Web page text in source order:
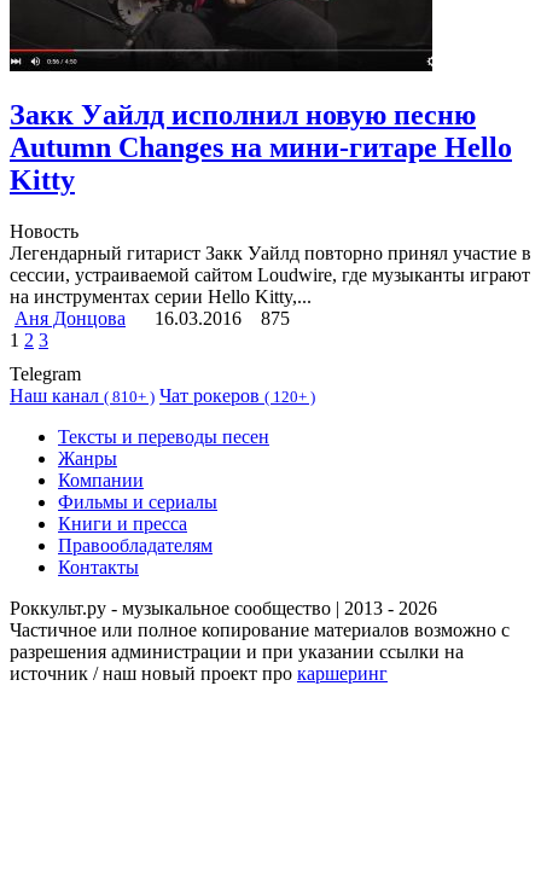
Закк Уайлд исполнил новую песню
Autumn Changes на мини-гитаре Hello
Kitty
Новость
Легендарный гитарист Закк Уайлд повторно принял участие в
сессии, устраиваемой сайтом Loudwire, где музыканты играют
на инструментах серии Hello Kitty,...
Аня Донцова
16.03.2016
875
1 2 3
Telegram
Наш канал ( 810+ ) Чат рокеров ( 120+ )
Тексты и переводы песен
Жанры
Компании
Фильмы и сериалы
Книги и пресса
Правообладателям
Контакты
Роккульт.ру - музыкальное сообщество | 2013 - 2026
Частичное или полное копирование материалов возможно с
разрешения администрации и при указании ссылки на
источник / наш новый проект про каршеринг